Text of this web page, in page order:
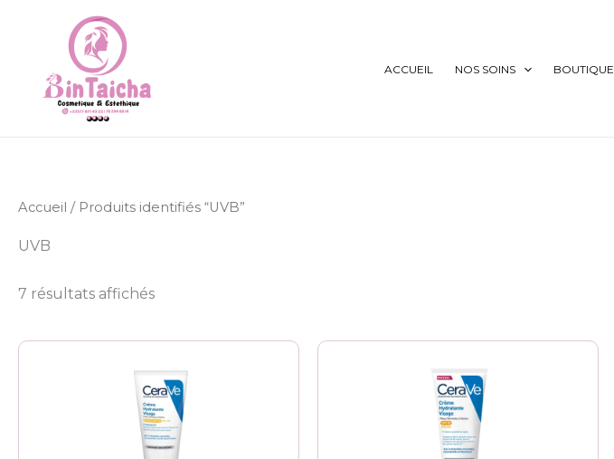
ACCUEIL NOS SOINS BOUTIQUE
Accueil / Produits identifiés “UVB”
UVB
7 résultats affichés